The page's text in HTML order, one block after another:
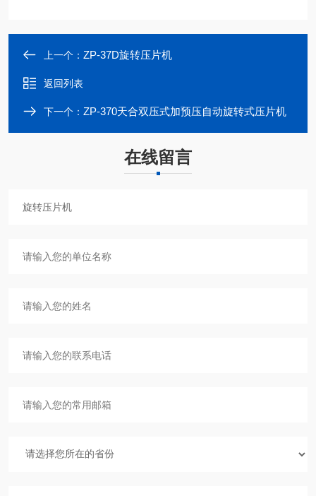
上一个： ZP-37D旋转压片机
返回列表
下一个： ZP-370天合双压式加预压自动旋转式压片机
在线留言